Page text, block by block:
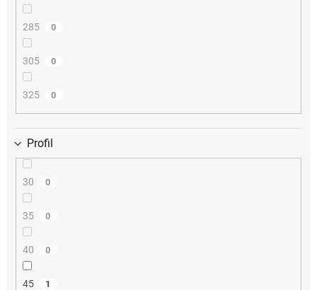
285 0
305 0
325 0
Profil
30 0
35 0
40 0
45 1